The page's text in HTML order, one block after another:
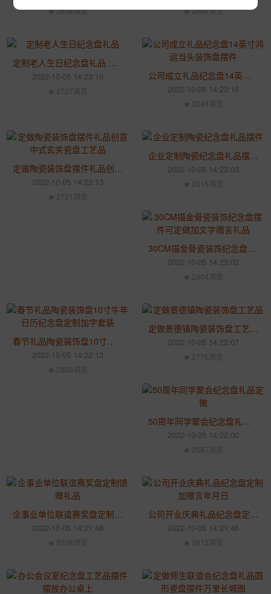
2808浏览 2896浏览
定制老人生日纪念盘礼品 集团百年庆典纪念盘礼品
2022-10-05 14:23:19
2727浏览
公司成立礼品纪念盘14英寸鸿运当头装饰盘摆件
2022-10-05 14:23:15
3249浏览
定做陶瓷装饰盘摆件礼品创意中式玄关瓷盘工艺品
2022-10-05 14:23:13
2721浏览
企业定制陶瓷纪念盘礼品摆件 2021丑牛装饰瓷盘礼品馈赠
2022-10-05 14:23:03
2815浏览
30CM描金骨瓷装饰纪念盘摆件可定做加文字赠言礼品
2022-10-05 14:23:02
2804浏览
春节礼品陶瓷装饰盘10寸牛年日历纪念盘定制加字套装
2022-10-05 14:22:13
2800浏览
定做景德镇陶瓷装饰盘工艺品 中式家居办公摆件圆盘
2022-10-05 14:22:07
2776浏览
50周年同学聚会纪念盘礼品定做
2022-10-05 14:22:00
2687浏览
企事业单位联谊赛奖盘定制馈赠礼品
2022-10-05 14:21:48
3039浏览
公司开业庆典礼品纪念盘定制加赠言年月日
2022-10-05 14:21:46
2815浏览